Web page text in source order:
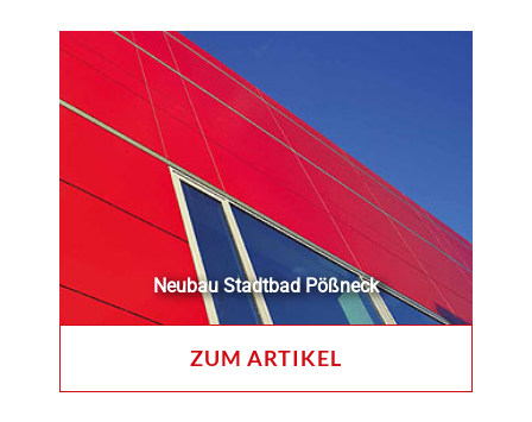
Neubau Stadtbad Pößneck
ZUM ARTIKEL